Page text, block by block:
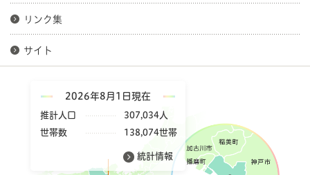
リンク集
サイト
2026年8月1日現在
推計人口
307,034人
世帯数
138,074世帯
統計情報